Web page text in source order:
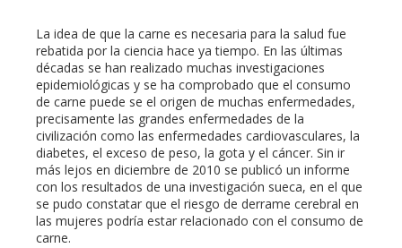
La idea de que la carne es necesaria para la salud fue
rebatida por la ciencia hace ya tiempo. En las últimas
décadas se han realizado muchas investigaciones
epidemiológicas y se ha comprobado que el consumo
de carne puede se el origen de muchas enfermedades,
precisamente las grandes enfermedades de la
civilización como las enfermedades cardiovasculares, la
diabetes, el exceso de peso, la gota y el cáncer. Sin ir
más lejos en diciembre de 2010 se publicó un informe
con los resultados de una investigación sueca, en el que
se pudo constatar que el riesgo de derrame cerebral en
las mujeres podría estar relacionado con el consumo de
carne.